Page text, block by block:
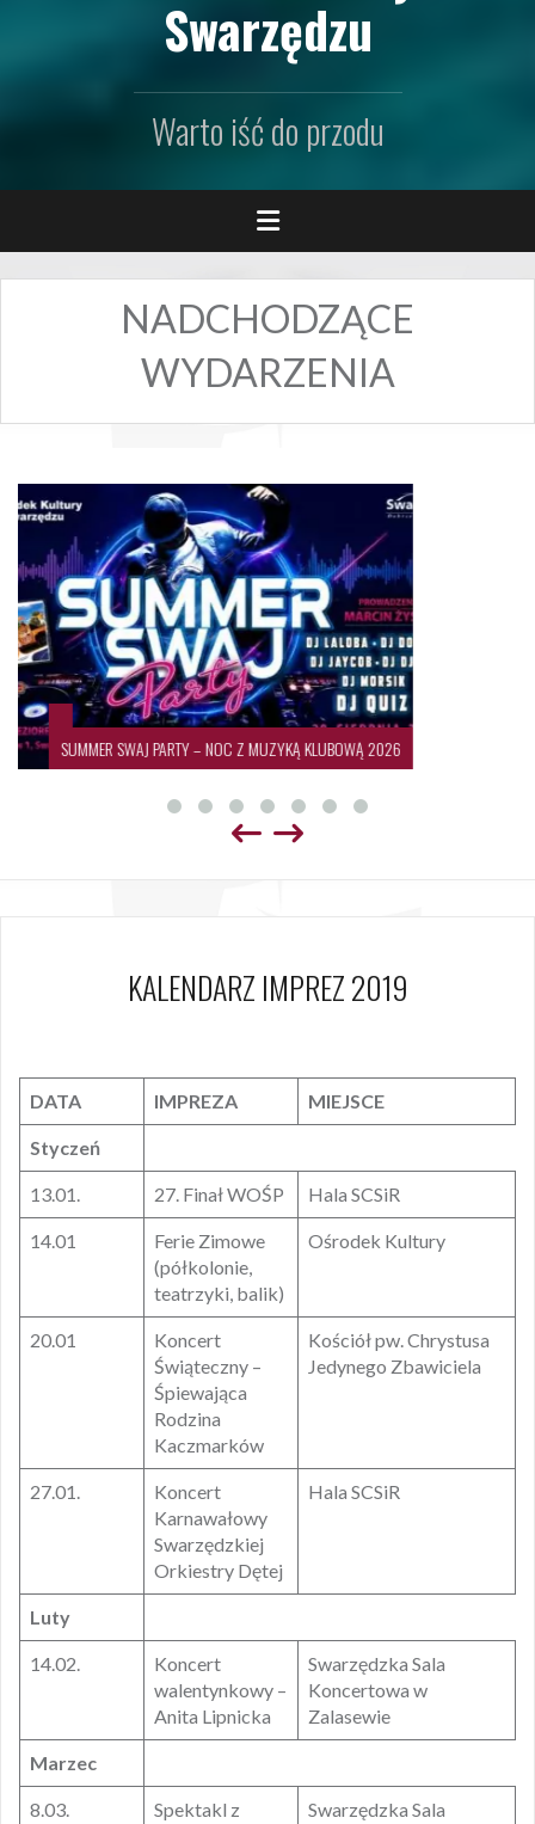
Swarzędzu
Warto iść do przodu
NADCHODZĄCE
WYDARZENIA
19. Międzynarodowy Festiwal Sztuki Ludowej 🌍💃🕺
KALENDARZ IMPREZ 2019
DATA IMPREZA MIEJSCE
Styczeń
13.01. 27. Finał WOŚP Hala SCSiR
14.01
Ferie Zimowe
(półkolonie,
teatrzyki, balik)
Ośrodek Kultury
20.01
Koncert
Świąteczny –
Śpiewająca
Rodzina
Kaczmarków
Kościół pw. Chrystusa
Jedynego Zbawiciela
27.01.
Koncert
Karnawałowy
Swarzędzkiej
Orkiestry Dętej
Hala SCSiR
Luty
14.02.
Koncert
walentynkowy –
Anita Lipnicka
Swarzędzka Sala
Koncertowa w
Zalasewie
Marzec
8.03.
Spektakl z
Swarzędzka Sala